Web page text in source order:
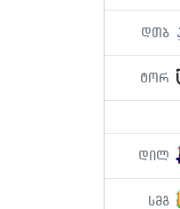
დთბ
ტორ
დილ
სმგ